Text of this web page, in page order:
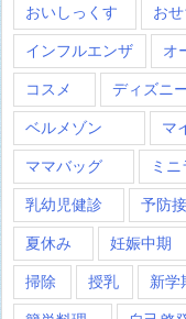
おいしっくす お
インフルエンザ オ
コスメ ディズニ
ベルメゾン マ
ママバッグ ミ
乳幼児健診 予防
夏休み 妊娠中期
掃除 授乳 新学